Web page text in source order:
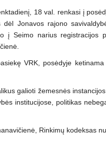
18 val. renkasi į
Jonavos rajono
į Seimo narius registracijos
VRK, posėdyje
galioti žemesnės
institucijose, politikas
Rinkimų kodeksas